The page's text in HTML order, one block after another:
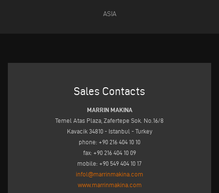
ASIA
Sales Contacts
MARRIN MAKINA
Temel Atas Plaza, Zafertepe Sok. No.16/8
Kavacik 34810 - Istanbul - Turkey
phone: +90 216 404 10 10
fax: +90 216 404 10 09
mobile: +90 549 404 10 17
infol@marrinmakina.com
www.marrinmakina.com